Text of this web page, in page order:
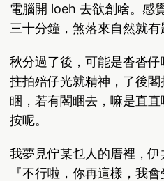
電腦開 loeh 去欲創啥。感
三十分鐘，煞落來自然就有
秋分過了後，可能是沓沓
拄拍殕仔光就精神，了後
睏，若有閣睏去，嘛是直
按呢。
我夢見佇某乜人的厝裡，伊
『不行啦，你再這樣，我